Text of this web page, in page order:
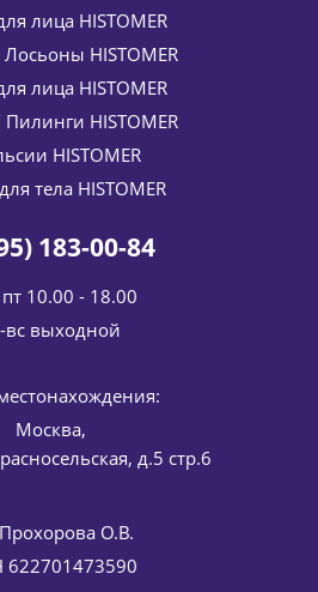
лица HISTOMER
HISTOMER
лица HISTOMER
HISTOMER
HISTOMER
тела HISTOMER
183-00-84
10.00 - 18.00
вс выходной
Москва,
д.5 стр.6
О.В.